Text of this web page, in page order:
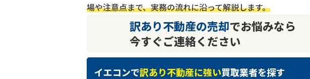
場や注意点まで、実務の流れに沿って解説します。
訳あり不動産の売却でお悩みなら
今すぐご連絡ください
イエコンで訳あり不動産に強い買取業者を探す